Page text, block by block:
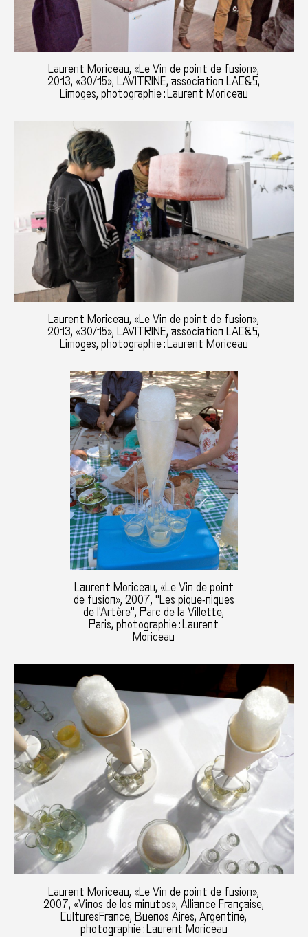
Laurent Moriceau, «Le Vin de point de fusion»,
2013, «30/15», LAVITRINE, association LAC&S,
Limoges, photographie : Laurent Moriceau
Laurent Moriceau, «Le Vin de point de fusion»,
2013, «30/15», LAVITRINE, association LAC&S,
Limoges, photographie : Laurent Moriceau
Laurent Moriceau, «Le Vin de point
de fusion», 2007, "Les pique-niques
de l'Artère", Parc de la Villette,
Paris, photographie : Laurent
Moriceau
Laurent Moriceau, «Le Vin de point de fusion»,
2007, «Vinos de los minutos», Alliance Française,
CulturesFrance, Buenos Aires, Argentine,
photographie : Laurent Moriceau